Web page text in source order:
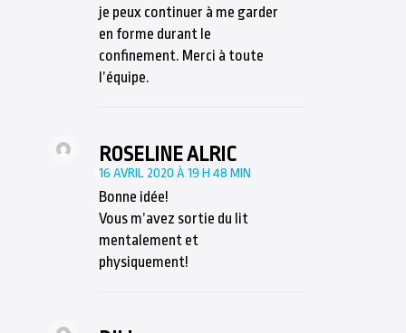
je peux continuer à me garder
en forme durant le
confinement. Merci à toute
l’équipe.
ROSELINE ALRIC
16 AVRIL 2020 À 19 H 48 MIN
Bonne idée!
Vous m’avez sortie du lit
mentalement et
physiquement!